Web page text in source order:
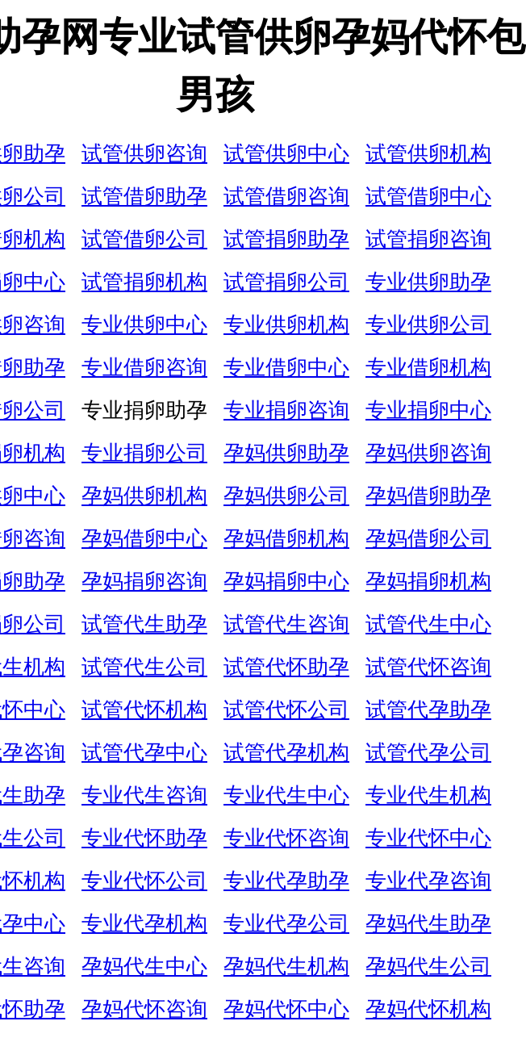
孕网专业试管供卵孕妈代怀包
男孩
助孕 试管供卵咨询 试管供卵中心
试管供卵机构
公司
试管借卵助孕 试管借卵咨询
试管借卵中心
机构
试管借卵公司 试管捐卵助孕
试管捐卵咨询
中心
试管捐卵机构 试管捐卵公司
专业供卵助孕
咨询
专业供卵中心 专业供卵机构
专业供卵公司
助孕
专业借卵咨询 专业借卵中心
专业借卵机构
公司
专业捐卵助孕 专业捐卵咨询
专业捐卵中心
机构
专业捐卵公司 孕妈供卵助孕
孕妈供卵咨询
中心
孕妈供卵机构 孕妈供卵公司
孕妈借卵助孕
咨询
孕妈借卵中心 孕妈借卵机构
孕妈借卵公司
助孕
孕妈捐卵咨询 孕妈捐卵中心
孕妈捐卵机构
公司
试管代生助孕 试管代生咨询
试管代生中心
机构
试管代生公司 试管代怀助孕
试管代怀咨询
中心
试管代怀机构 试管代怀公司
试管代孕助孕
咨询
试管代孕中心 试管代孕机构
试管代孕公司
助孕
专业代生咨询 专业代生中心
专业代生机构
公司
专业代怀助孕 专业代怀咨询
专业代怀中心
机构
专业代怀公司 专业代孕助孕
专业代孕咨询
中心
专业代孕机构 专业代孕公司
孕妈代生助孕
咨询
孕妈代生中心 孕妈代生机构
孕妈代生公司
助孕
孕妈代怀咨询 孕妈代怀中心
孕妈代怀机构